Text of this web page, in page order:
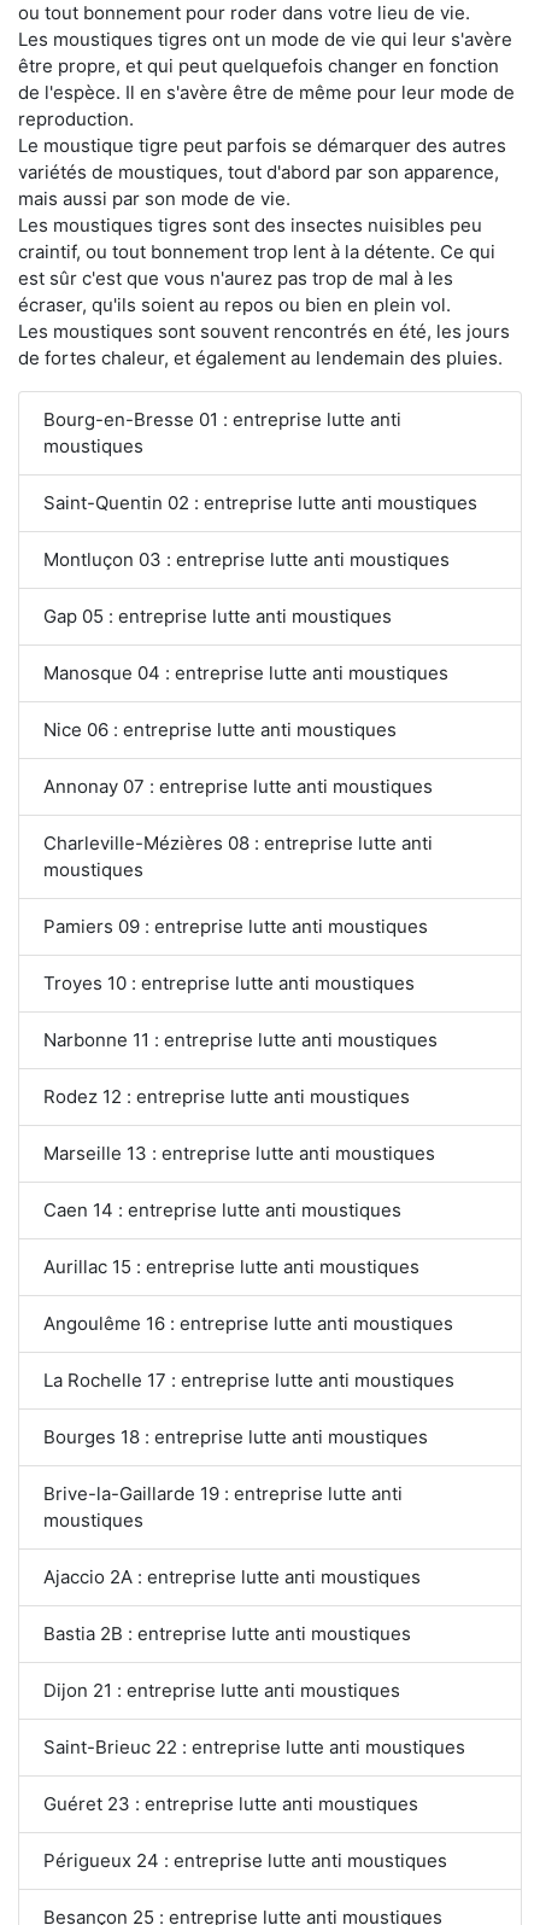
ou tout bonnement pour roder dans votre lieu de vie.
Les moustiques tigres ont un mode de vie qui leur s'avère
être propre, et qui peut quelquefois changer en fonction
de l'espèce. Il en s'avère être de même pour leur mode de
reproduction.
Le moustique tigre peut parfois se démarquer des autres
variétés de moustiques, tout d'abord par son apparence,
mais aussi par son mode de vie.
Les moustiques tigres sont des insectes nuisibles peu
craintif, ou tout bonnement trop lent à la détente. Ce qui
est sûr c'est que vous n'aurez pas trop de mal à les
écraser, qu'ils soient au repos ou bien en plein vol.
Les moustiques sont souvent rencontrés en été, les jours
de fortes chaleur, et également au lendemain des pluies.
Bourg-en-Bresse 01 : entreprise lutte anti
moustiques
Saint-Quentin 02 : entreprise lutte anti moustiques
Montluçon 03 : entreprise lutte anti moustiques
Gap 05 : entreprise lutte anti moustiques
Manosque 04 : entreprise lutte anti moustiques
Nice 06 : entreprise lutte anti moustiques
Annonay 07 : entreprise lutte anti moustiques
Charleville-Mézières 08 : entreprise lutte anti
moustiques
Pamiers 09 : entreprise lutte anti moustiques
Troyes 10 : entreprise lutte anti moustiques
Narbonne 11 : entreprise lutte anti moustiques
Rodez 12 : entreprise lutte anti moustiques
Marseille 13 : entreprise lutte anti moustiques
Caen 14 : entreprise lutte anti moustiques
Aurillac 15 : entreprise lutte anti moustiques
Angoulême 16 : entreprise lutte anti moustiques
La Rochelle 17 : entreprise lutte anti moustiques
Bourges 18 : entreprise lutte anti moustiques
Brive-la-Gaillarde 19 : entreprise lutte anti
moustiques
Ajaccio 2A : entreprise lutte anti moustiques
Bastia 2B : entreprise lutte anti moustiques
Dijon 21 : entreprise lutte anti moustiques
Saint-Brieuc 22 : entreprise lutte anti moustiques
Guéret 23 : entreprise lutte anti moustiques
Périgueux 24 : entreprise lutte anti moustiques
Besançon 25 : entreprise lutte anti moustiques